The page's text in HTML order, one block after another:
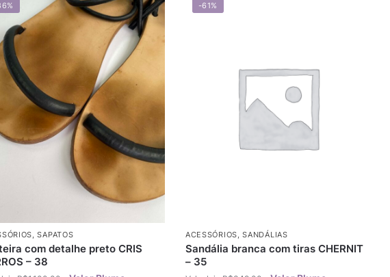
,SAPATOS
com detalhe preto CRIS
– 38
-61%
ACESSÓRIOS ,SANDÁLIAS
Sandália branca com tiras CHERNIT
– 35